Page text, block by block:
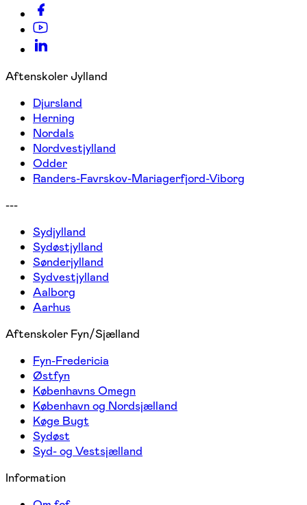
Aftenskoler Jylland
Djursland
Herning
Nordals
Nordvestjylland
Odder
Randers-Favrskov-Mariagerfjord-Viborg
---
Sydjylland
Sydøstjylland
Sønderjylland
Sydvestjylland
Aalborg
Aarhus
Aftenskoler Fyn/Sjælland
Fyn-Fredericia
Østfyn
Københavns Omegn
København og Nordsjælland
Køge Bugt
Sydøst
Syd- og Vestsjælland
Information